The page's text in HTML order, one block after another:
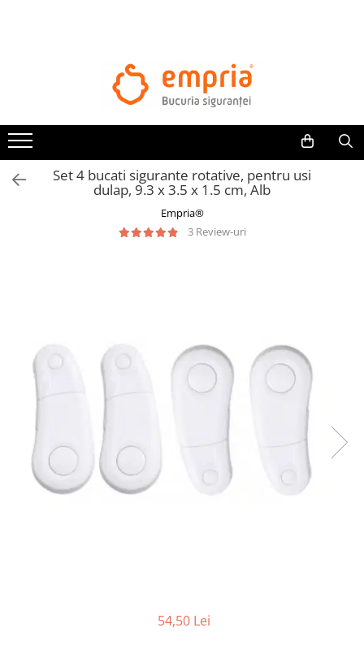
Bariere protectie pentru pat
Protectii mobilier
Banda protectie mobila copii
Protectie colturi mobila copii
Protectii casa
Protectii utile
Poarta siguranta copii
Deflectoare pentru aer conditionat
Protectii exterior
Casti antifonice pentru copii si
bebelusi
Set 4 bucati sigurante rotative, pentru usi
dulap, 9.3 x 3.5 x 1.5 cm, Alb
Empria®
3 Review-uri
54,50 Lei